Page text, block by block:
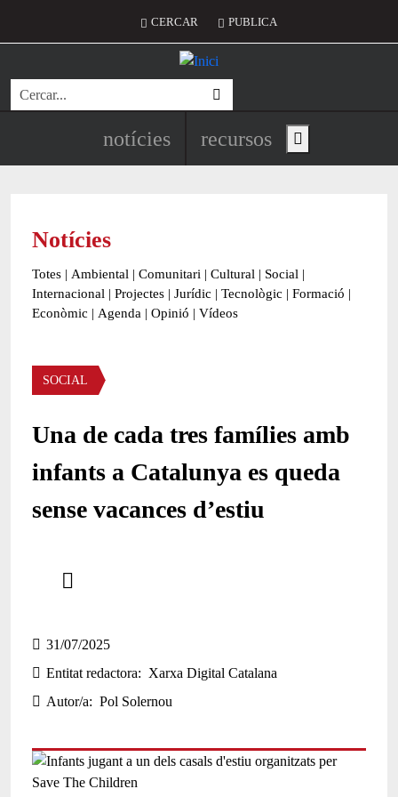
Menú del compte d'usuari
CERCAR PUBLICA
Cerca
Navegació principal de
notícies recursos Show main menu
Notícies
Totes | Ambiental | Comunitari | Cultural | Social |
Internacional | Projectes | Jurídic | Tecnològic | Formació |
Econòmic | Agenda | Opinió | Vídeos
Àmbit de la notícia
SOCIAL
Una de cada tres famílies amb
infants a Catalunya es queda
sense vacances d’estiu
31/07/2025
Entitat redactora
Xarxa Digital Catalana
Autor/a
Pol Solernou